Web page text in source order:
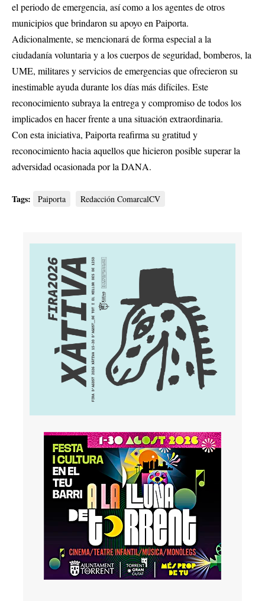
el periodo de emergencia, así como a los agentes de otros
municipios que brindaron su apoyo en Paiporta.
Adicionalmente, se mencionará de forma especial a la
ciudadanía voluntaria y a los cuerpos de seguridad, bomberos, la
UME, militares y servicios de emergencias que ofrecieron su
inestimable ayuda durante los días más difíciles. Este
reconocimiento subraya la entrega y compromiso de todos los
implicados en hacer frente a una situación extraordinaria.
Con esta iniciativa, Paiporta reafirma su gratitud y
reconocimiento hacia aquellos que hicieron posible superar la
adversidad ocasionada por la DANA.
Tags: Paiporta Redacción ComarcalCV